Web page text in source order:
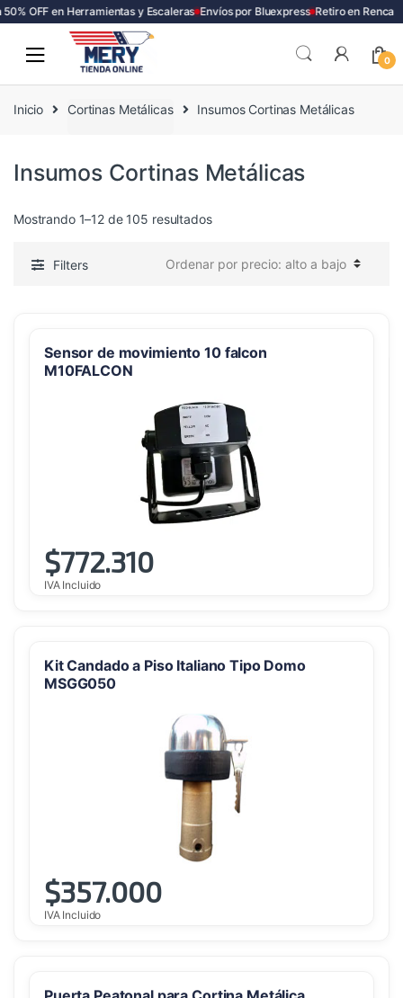
OFF en Herramientas y Escaleras Envíos por Bluexpress Retiro en Renca
0
Inicio Cortinas Metálicas Insumos Cortinas Metálicas
Insumos Cortinas Metálicas
Mostrando 1–12 de 105 resultadosOrdenado
precio:
Filters
Sensor de movimiento 10 falcon
M10FALCON
$772.310
IVA Incluido
Kit Candado a Piso Italiano Tipo Domo
MSGG050
$357.000
IVA Incluido